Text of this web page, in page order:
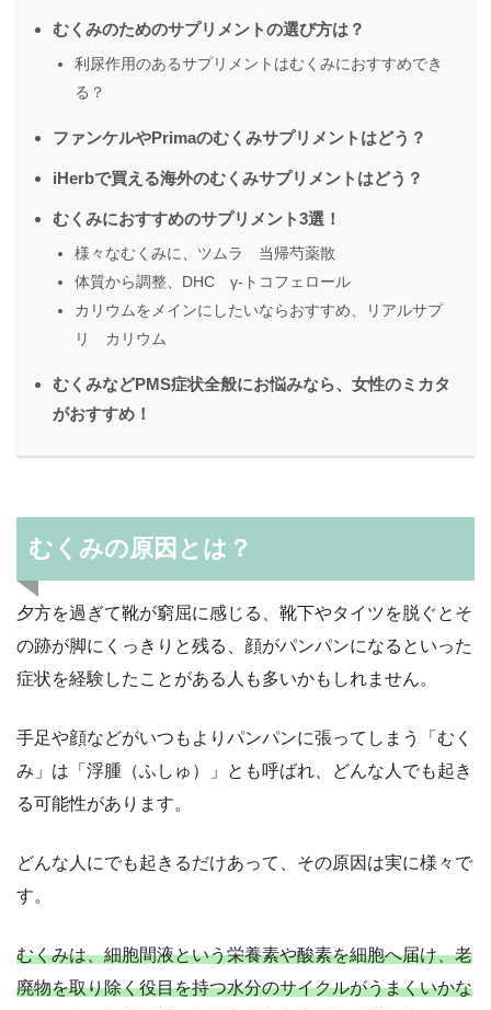
むくみのためのサプリメントの選び方は？
利尿作用のあるサプリメントはむくみにおすすめでき
る？
ファンケルやPrimaのむくみサプリメントはどう？
iHerbで買える海外のむくみサプリメントはどう？
むくみにおすすめのサプリメント3選！
様々なむくみに、ツムラ 当帰芍薬散
体質から調整、DHC γ-トコフェロール
カリウムをメインにしたいならおすすめ、リアルサプ
リ カリウム
むくみなどPMS症状全般にお悩みなら、女性のミカタ
がおすすめ！
むくみの原因とは？
夕方を過ぎて靴が窮屈に感じる、靴下やタイツを脱ぐとそ
の跡が脚にくっきりと残る、顔がパンパンになるといった
症状を経験したことがある人も多いかもしれません。
手足や顔などがいつもよりパンパンに張ってしまう「むく
み」は「浮腫（ふしゅ）」とも呼ばれ、どんな人でも起き
る可能性があります。
どんな人にでも起きるだけあって、その原因は実に様々で
す。
むくみは、細胞間液という栄養素や酸素を細胞へ届け、老
廃物を取り除く役目を持つ水分のサイクルがうまくいかな